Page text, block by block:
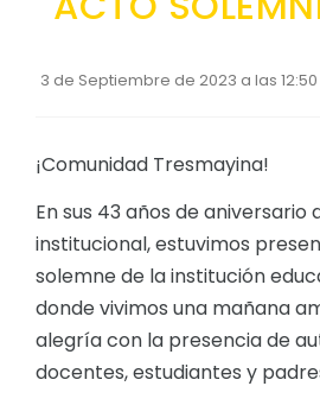
GESTIÓN ADMINISTRATIVA
Plan Anual Contratación -
Plan Operativo Anual -
Convenios Institucionales
Cédulas presupuestarias
Procesos de contratación
3 de Septiembre de 2023 a las 12:50
¡Comunidad Tresmayina!
En sus 43 años de aniversario
institucional, estuvimos
solemne de la institución
donde vivimos una mañana
alegría con la presencia de
docentes, estudiantes y